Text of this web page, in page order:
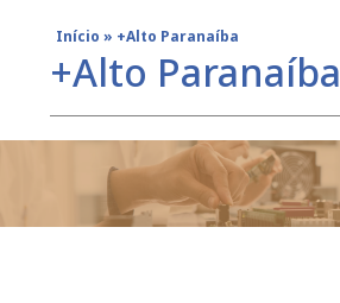
Início » +Alto Paranaíba
+Alto Paranaíba